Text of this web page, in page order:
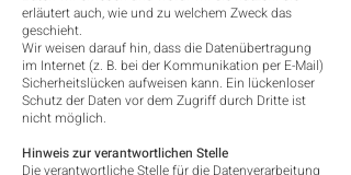
erläutert auch, wie und zu welchem Zweck das
geschieht.
Wir weisen darauf hin, dass die Datenübertragung
im Internet (z. B. bei der Kommunikation per E-Mail)
Sicherheitslücken aufweisen kann. Ein lückenloser
Schutz der Daten vor dem Zugriff durch Dritte ist
nicht möglich.
Hinweis zur verantwortlichen Stelle
Die verantwortliche Stelle für die Datenverarbeitung